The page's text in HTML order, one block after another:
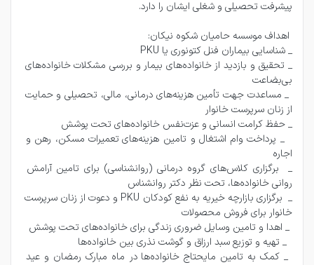
_ تحقیق و بازدید از خانواده‌های بیمار و بررسی مشکلات خانواده‌های
_ مساعدت جهت تأمین هزینه‌های درمانی، مالی، تحصیلی و حمایت
  _ پرداخت وام اشتغال و تامین هزینه‌های تعمیرات مسکن، رهن و
_  برگزاری کلاس‌های گروه درمانی‌ (روانشناسی) برای تامین آرامش
_  برگزاری بازارچه خیریه به نفع کودکان PKU و دعوت از زنان سرپرست
_ کمک به تامین مایحتاج خانواده‌ها در ماه مبارک رمضان و عید